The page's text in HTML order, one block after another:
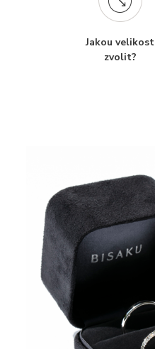
Jakou velikost
zvolit?